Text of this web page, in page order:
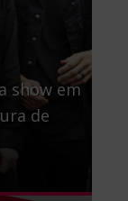
show em
de